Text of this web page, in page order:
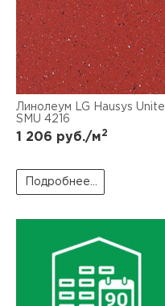
Линолеум LG Hausys Unite
SMU 4216
1 206 руб./м2
Подробнее...